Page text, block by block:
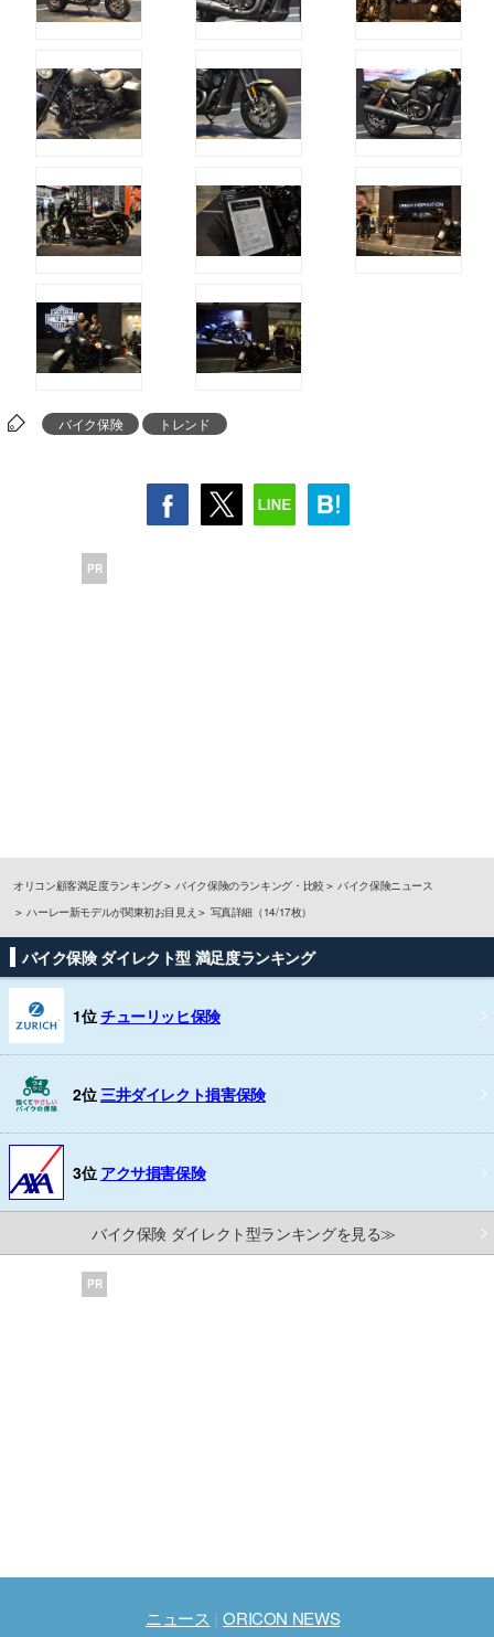
バイク保険 トレンド
PR
オリコン顧客満足度ランキング バイク保険のランキング・比較
バイク保険ニュース
ハーレー新モデルが関東初お目見え
写真詳細（14/17枚）
バイク保険 ダイレクト型 満足度ランキング
1位チューリッヒ保険
2位 三井ダイレクト損害保険
3位 アクサ損害保険
バイク保険 ダイレクト型ランキングを見る≫
PR
ニュース ORICON NEWS